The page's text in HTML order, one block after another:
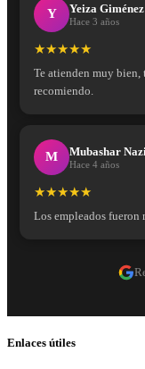
Y Yeiza Giménez
Hace 3 años
★★★★★
Te atienden muy bien,
recomiendo.
M Mubashar
Hace 4 años
★★★★★
Los empleados fueron
Enlaces útiles